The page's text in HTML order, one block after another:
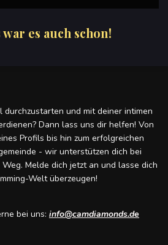
es auch schon!
durchzustarten und mit deiner intimen
Dann lass uns dir helfen! Von
Profils bis hin zum erfolgreichen
- wir unterstützen dich bei
Melde dich jetzt an und lasse dich
Welt überzeugen!
bei uns: info@camdiamonds.de